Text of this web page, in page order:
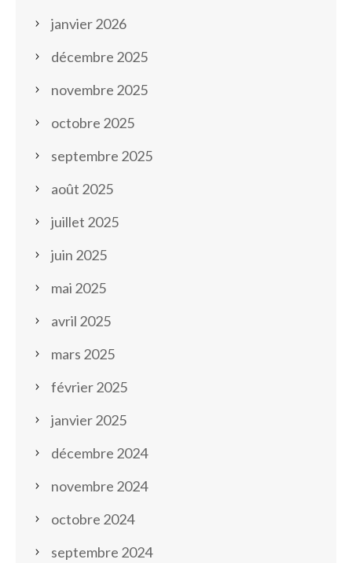
janvier 2026
décembre 2025
novembre 2025
octobre 2025
septembre 2025
août 2025
juillet 2025
juin 2025
mai 2025
avril 2025
mars 2025
février 2025
janvier 2025
décembre 2024
novembre 2024
octobre 2024
septembre 2024